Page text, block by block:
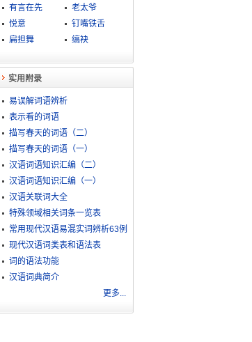
有言在先
老太爷
悦意
钉嘴铁舌
扁担舞
缟袂
实用附录
易误解词语辨析
表示看的词语
描写春天的词语（二）
描写春天的词语（一）
汉语词语知识汇编（二）
汉语词语知识汇编（一）
汉语关联词大全
特殊领域相关词条一览表
常用现代汉语易混实词辨析63例
现代汉语词类表和语法表
词的语法功能
汉语词典简介
更多...